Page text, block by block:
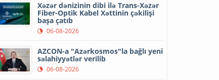
Xəzər dənizinin dibi ilə Trans-Xəzər
Fiber-Optik Kabel Xəttinin çəkilişi
başa çatıb
06-08-2026
AZCON-a "Azərkosmos"la bağlı yeni
səlahiyyətlər verilib
06-08-2026